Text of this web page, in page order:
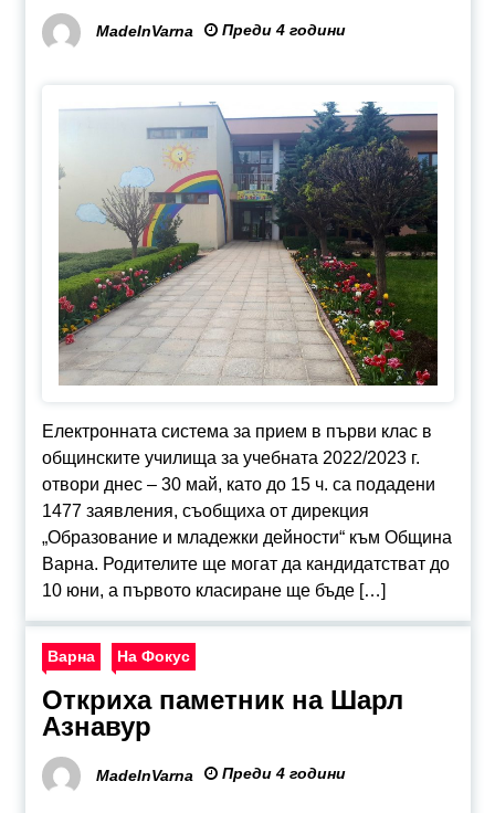
MadeInVarna Преди 4 години
Електронната система за прием в първи клас в
общинските училища за учебната 2022/2023 г.
отвори днес – 30 май, като до 15 ч. са подадени
1477 заявления, съобщиха от дирекция
„Образование и младежки дейности“ към Община
Варна. Родителите ще могат да кандидатстват до
10 юни, а първото класиране ще бъде […]
Варна На Фокус
Откриха паметник на Шарл
Азнавур
MadeInVarna Преди 4 години